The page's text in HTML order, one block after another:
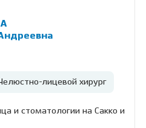
лицевой хирург
и стоматологии на Сакко и